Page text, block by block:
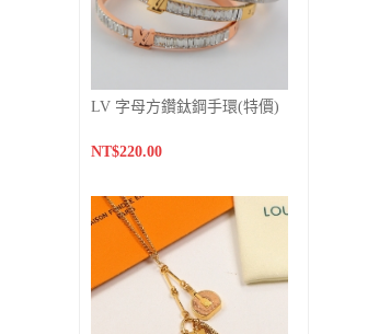
LV 字母方鑽鈦鋼手環(特價)
NT$220.00